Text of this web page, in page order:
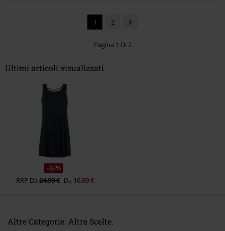
Invia un commento
1 2
Pagina 1 Di 2
Ultimi articoli visualizzati
-32%
RRP Da24,99 € Da 16,99 €
Altre Categorie. Altre Scelte.